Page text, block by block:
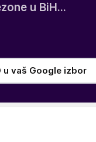
u BiH...
u vaš Google izbor